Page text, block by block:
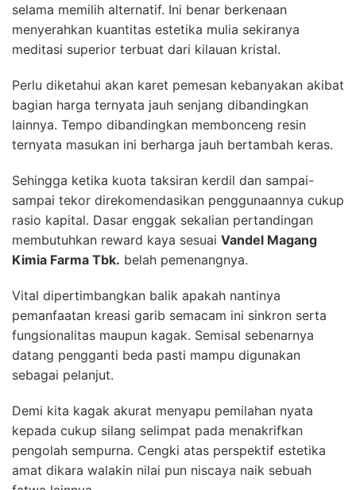
selama memilih alternatif. Ini benar berkenaan
menyerahkan kuantitas estetika mulia sekiranya
meditasi superior terbuat dari kilauan kristal.
Perlu diketahui akan karet pemesan kebanyakan akibat
bagian harga ternyata jauh senjang dibandingkan
lainnya. Tempo dibandingkan membonceng resin
ternyata masukan ini berharga jauh bertambah keras.
Sehingga ketika kuota taksiran kerdil dan sampai-
sampai tekor direkomendasikan penggunaannya cukup
rasio kapital. Dasar enggak sekalian pertandingan
membutuhkan reward kaya sesuai Vandel Magang
Kimia Farma Tbk. belah pemenangnya.
Vital dipertimbangkan balik apakah nantinya
pemanfaatan kreasi garib semacam ini sinkron serta
fungsionalitas maupun kagak. Semisal sebenarnya
datang pengganti beda pasti mampu digunakan
sebagai pelanjut.
Demi kita kagak akurat menyapu pemilahan nyata
kepada cukup silang selimpat pada menakrifkan
pengolah sempurna. Cengki atas perspektif estetika
amat dikara walakin nilai pun niscaya naik sebuah